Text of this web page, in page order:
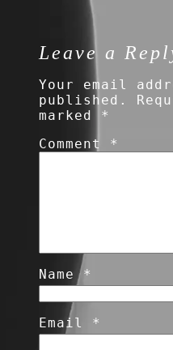
Leave a
Your email
published.
marked *
Comment *
Name *
Email *